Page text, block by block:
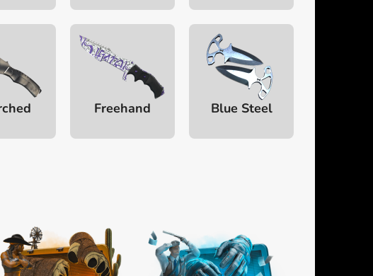
Freehand Blue Steel